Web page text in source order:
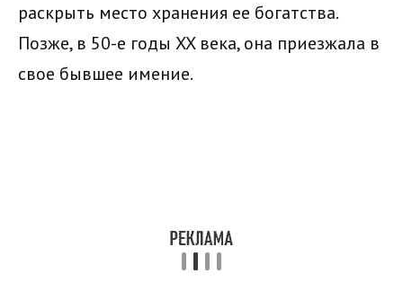
раскрыть место хранения ее богатства.
Позже, в 50-е годы XX века, она приезжала в
свое бывшее имение.